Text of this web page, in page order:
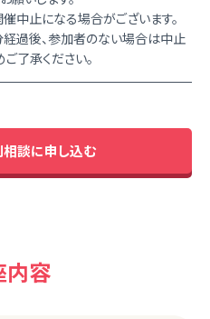
中止になる場合がございます。
過後、参加者のない場合は中止
了承ください。
相談に申し込む
内容